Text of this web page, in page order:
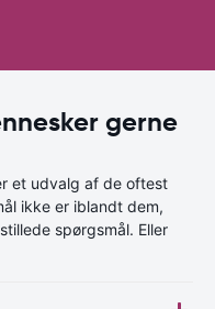
gerne
et udvalg af de oftest
ikke er iblandt dem,
spørgsmål. Eller